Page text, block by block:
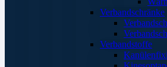
Verbandschränke
Verbandstoffe